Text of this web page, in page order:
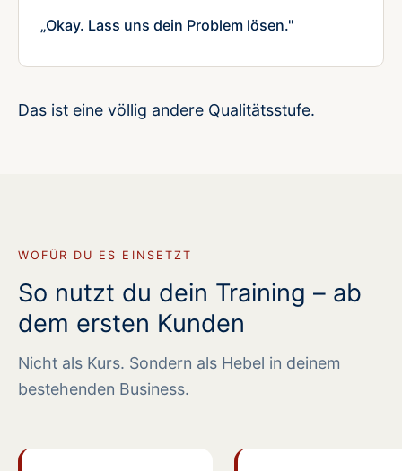
„Okay. Lass uns dein Problem lösen."
Das ist eine völlig andere Qualitätsstufe.
WOFÜR DU ES EINSETZT
So nutzt du dein Training – ab
dem ersten Kunden
Nicht als Kurs. Sondern als Hebel in deinem
bestehenden Business.